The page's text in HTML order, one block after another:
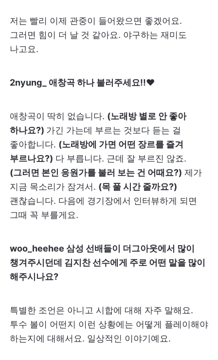
저는 빨리 이제 관중이 들어왔으면 좋겠어요.
그러면 힘이 더 날 것 같아요. 야구하는 재미도
나고요.
2nyung_ 애창곡 하나 불러주세요!!♥
애창곡이 딱히 없습니다. (노래방 별로 안 좋아
하나요?) 가긴 가는데 부르는 것보다 듣는 걸
좋아합니다. (노래방에 가면 어떤 장르를 즐겨
부르나요?) 다 부릅니다. 근데 잘 부르진 않죠.
(그러면 본인 응원가를 불러 보는 건 어때요?) 제가
지금 목소리가 잠겨서. (목 풀 시간 줄까요?)
괜찮습니다. 다음에 경기장에서 인터뷰하게 되면
그때 꼭 부를게요.
woo_heehee 삼성 선배들이 더그아웃에서 많이
챙겨주시던데 김지찬 선수에게 주로 어떤 말을 많이
해주시나요?
특별한 조언은 아니고 시합에 대해 자주 말해요.
투수 볼이 어떤지 이런 상황에는 어떻게 플레이해야
하는지에 대해서요. 일상적인 이야기예요.